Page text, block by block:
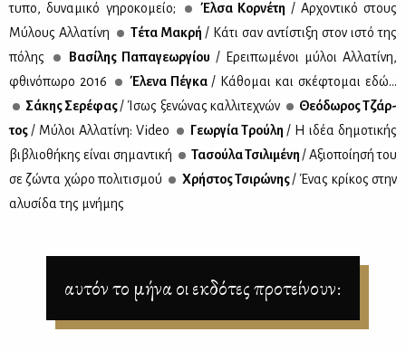
τυ­πο, δυ­να­μι­κό γη­ρο­κο­μείο;
Έλ­σα Κορ­νέ­τη / Αρ­χο­ντι­κό στους
Μύ­λους Αλ­λα­τί­νη
Τέ­τα Μα­κρή / Κά­τι σαν αντί­στι­ξη στον ιστό της
πό­λης
Βα­σί­λης Πα­πα­γε­ωρ­γί­ου / Ερει­πω­μέ­νοι μύ­λοι Αλ­λα­τί­νη,
φθι­νό­πω­ρο 2016
Έλε­να Πέ­γκα / Κά­θο­μαι και σκέ­φτο­μαι εδώ...
Σά­κης Σε­ρέ­φας/ Ίσως ξε­νώ­νας καλ­λι­τε­χνών
Θε­ό­δω­ρος Τζάρ­
τος/ Μύ­λοι Αλ­λα­τί­νη: Video Γε­ωρ­γία Τρού­λη / Η ιδέα δη­μο­τι­κής
βι­βλιο­θή­κης εί­ναι ση­μα­ντι­κή
Τα­σού­λα Τσι­λι­μέ­νη/ Αξιο­ποί­η­σή του
σε ζώ­ντα χώ­ρο πο­λι­τι­σμού
Χρή­στος Τσι­ρώ­νης/ Ένας κρί­κος στην
αλυ­σί­δα της μνή­μης
αυτόν το μήνα οι εκδότες προτείνουν: